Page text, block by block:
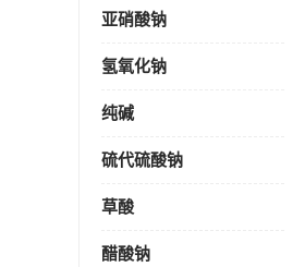
亚硝酸钠
氢氧化钠
纯碱
硫代硫酸钠
草酸
醋酸钠